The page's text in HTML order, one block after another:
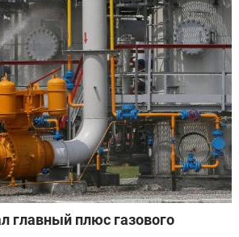
главный плюс газового